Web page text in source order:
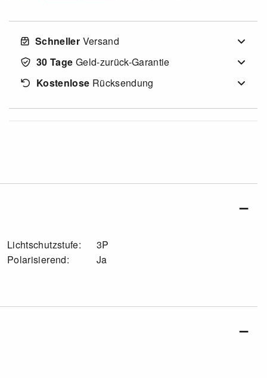
Schneller Versand
30 Tage Geld-zurück-Garantie
Kostenlose Rücksendung
Lichtschutzstufe:
3P
Polarisierend:
Ja